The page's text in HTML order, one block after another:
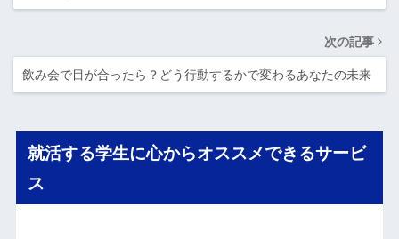
次の記事
飲み会で目が合ったら？どう行動するかで変わるあなたの未来
就活する学生に心からオススメできるサービ
ス